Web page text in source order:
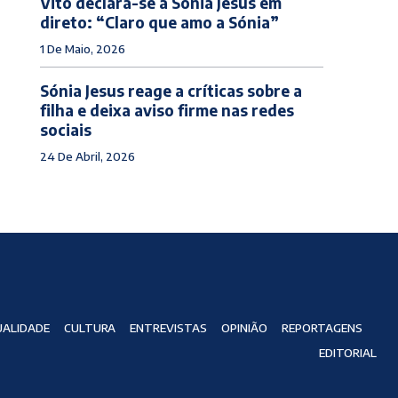
direto: “Claro que amo a Sónia”
1 De Maio, 2026
Sónia Jesus reage a críticas sobre a
filha e deixa aviso firme nas redes
sociais
24 De Abril, 2026
CULTURA ENTREVISTAS OPINIÃO
REPORTAGENS
EDITORIAL